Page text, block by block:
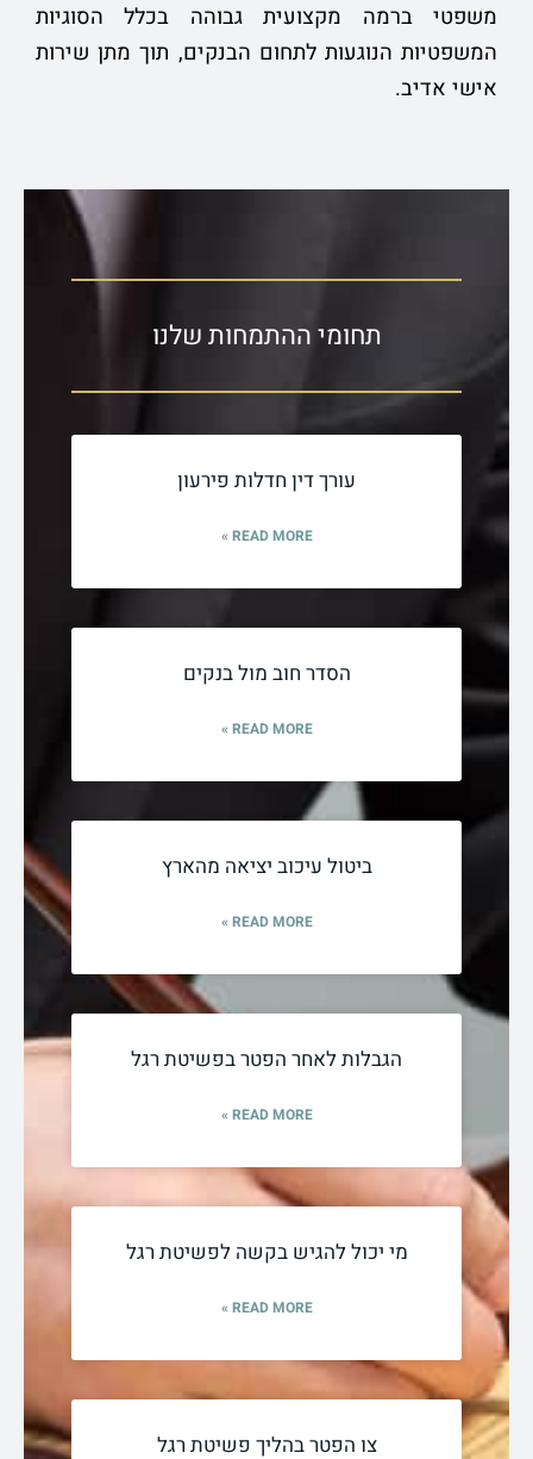
משפטי ברמה מקצועית גבוהה בכלל הסוגיות
המשפטיות הנוגעות לתחום הבנקים, תוך מתן שירות
אישי אדיב.
תחומי ההתמחות שלנו
עורך דין חדלות פירעון
READ MORE »
הסדר חוב מול בנקים
READ MORE »
ביטול עיכוב יציאה מהארץ
READ MORE »
הגבלות לאחר הפטר בפשיטת רגל
READ MORE »
מי יכול להגיש בקשה לפשיטת רגל
READ MORE »
צו הפטר בהליך פשיטת רגל